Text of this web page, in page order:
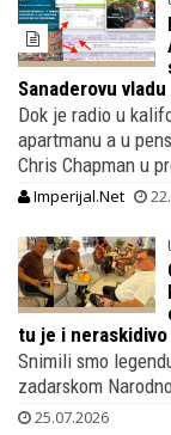
Sanaderovu vladu
Dok je radio u
apartmanu a u
Chris Chapman u
Imperijal.Net
tu je i
Snimili smo
zadarskom
25.07.2026